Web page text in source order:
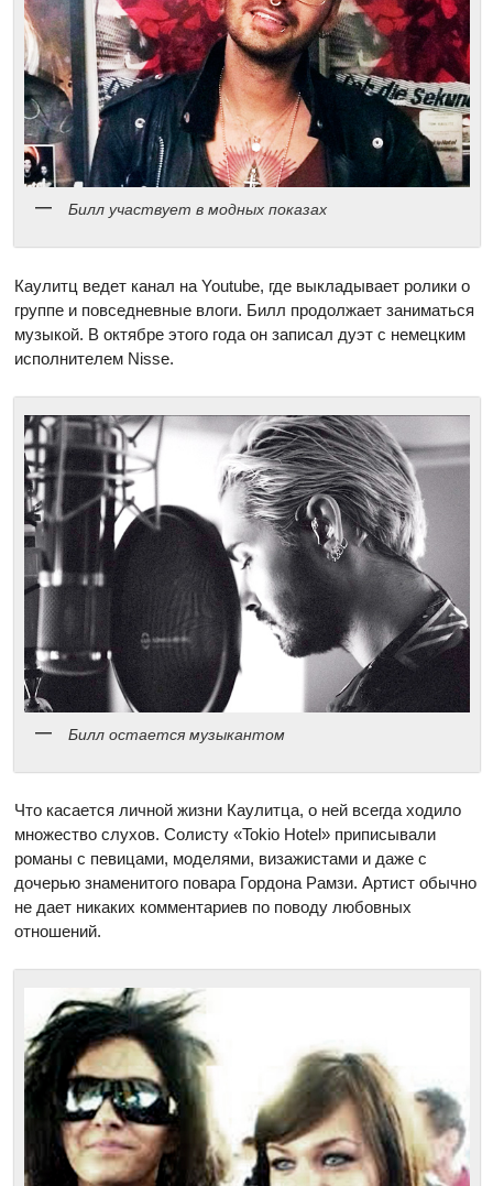
Билл участвует в модных показах
Каулитц ведет канал на Youtube, где выкладывает ролики о
группе и повседневные влоги. Билл продолжает заниматься
музыкой. В октябре этого года он записал дуэт с немецким
исполнителем Nisse.
Билл остается музыкантом
Что касается личной жизни Каулитца, о ней всегда ходило
множество слухов. Солисту «Tokio Hotel» приписывали
романы с певицами, моделями, визажистами и даже с
дочерью знаменитого повара Гордона Рамзи. Артист обычно
не дает никаких комментариев по поводу любовных
отношений.